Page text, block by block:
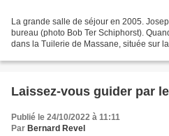
La grande salle de séjour en 2005.
bureau (photo Bob Ter Schiphorst).
dans la Tuilerie de Massane, située sur
Laissez-vous guider par
Publié le 24/10/2022 à 11:11
Par Bernard Revel